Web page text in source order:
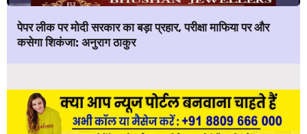
पेपर लीक पर मोदी सरकार का बड़ा प्रहार, परीक्षा माफिया पर और
कसेगा शिकंजा: अनुराग ठाकुर